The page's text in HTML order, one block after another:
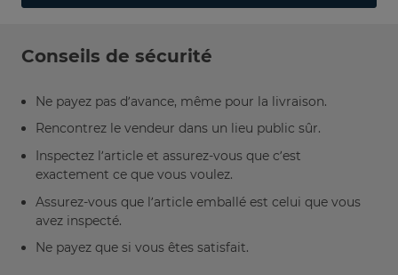
Conseils de sécurité
Ne payez pas d’avance, même pour la livraison.
Rencontrez le vendeur dans un lieu public sûr.
Inspectez l’article et assurez-vous que c’est
exactement ce que vous voulez.
Assurez-vous que l’article emballé est celui que vous
avez inspecté.
Ne payez que si vous êtes satisfait.